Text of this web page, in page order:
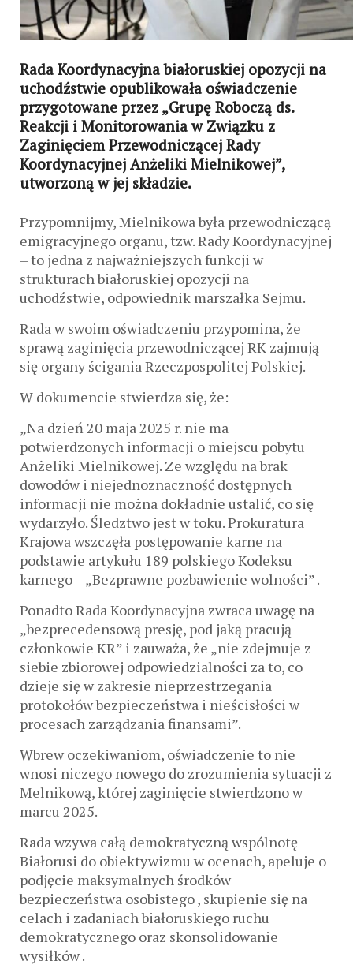
Rada Koordynacyjna białoruskiej opozycji na
uchodźstwie opublikowała oświadczenie
przygotowane przez „Grupę Roboczą ds.
Reakcji i Monitorowania w Związku z
Zaginięciem Przewodniczącej Rady
Koordynacyjnej Anżeliki Mielnikowej”,
utworzoną w jej składzie.
Przypomnijmy, Mielnikowa była przewodniczącą
emigracyjnego organu, tzw. Rady Koordynacyjnej
– to jedna z najważniejszych funkcji w
strukturach białoruskiej opozycji na
uchodźstwie, odpowiednik marszałka Sejmu.
Rada w swoim oświadczeniu przypomina, że
sprawą zaginięcia przewodniczącej RK zajmują
się organy ścigania Rzeczpospolitej Polskiej.
W dokumencie stwierdza się, że:
„Na dzień 20 maja 2025 r. nie ma
potwierdzonych informacji o miejscu pobytu
Anżeliki Mielnikowej. Ze względu na brak
dowodów i niejednoznaczność dostępnych
informacji nie można dokładnie ustalić, co się
wydarzyło. Śledztwo jest w toku. Prokuratura
Krajowa wszczęła postępowanie karne na
podstawie artykułu 189 polskiego Kodeksu
karnego – „Bezprawne pozbawienie wolności” .
Ponadto Rada Koordynacyjna zwraca uwagę na
„bezprecedensową presję, pod jaką pracują
członkowie KR” i zauważa, że ​​„nie zdejmuje z
siebie zbiorowej odpowiedzialności za to, co
dzieje się w zakresie nieprzestrzegania
protokołów bezpieczeństwa i nieścisłości w
procesach zarządzania finansami”.
Wbrew oczekiwaniom, oświadczenie to nie
wnosi niczego nowego do zrozumienia sytuacji z
Melnikową, której zaginięcie stwierdzono w
marcu 2025.
Rada wzywa całą demokratyczną wspólnotę
Białorusi do obiektywizmu w ocenach, apeluje o
podjęcie maksymalnych środków
bezpieczeństwa osobistego , skupienie się na
celach i zadaniach białoruskiego ruchu
demokratycznego oraz skonsolidowanie
wysiłków .